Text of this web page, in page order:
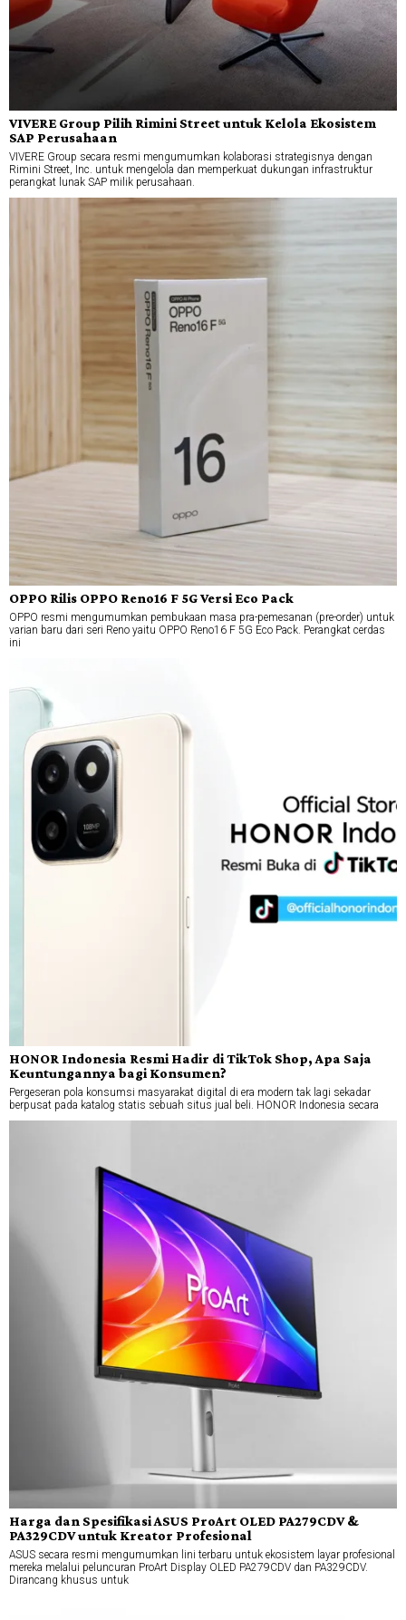
VIVERE Group Pilih Rimini Street untuk Kelola Ekosistem
SAP Perusahaan
VIVERE Group secara resmi mengumumkan kolaborasi strategisnya dengan
Rimini Street, Inc. untuk mengelola dan memperkuat dukungan infrastruktur
perangkat lunak SAP milik perusahaan.
OPPO Rilis OPPO Reno16 F 5G Versi Eco Pack
OPPO resmi mengumumkan pembukaan masa pra-pemesanan (pre-order) untuk
varian baru dari seri Reno yaitu OPPO Reno16 F 5G Eco Pack. Perangkat cerdas
ini
HONOR Indonesia Resmi Hadir di TikTok Shop, Apa Saja
Keuntungannya bagi Konsumen?
Pergeseran pola konsumsi masyarakat digital di era modern tak lagi sekadar
berpusat pada katalog statis sebuah situs jual beli. HONOR Indonesia secara
Harga dan Spesifikasi ASUS ProArt OLED PA279CDV &
PA329CDV untuk Kreator Profesional
ASUS secara resmi mengumumkan lini terbaru untuk ekosistem layar profesional
mereka melalui peluncuran ProArt Display OLED PA279CDV dan PA329CDV.
Dirancang khusus untuk